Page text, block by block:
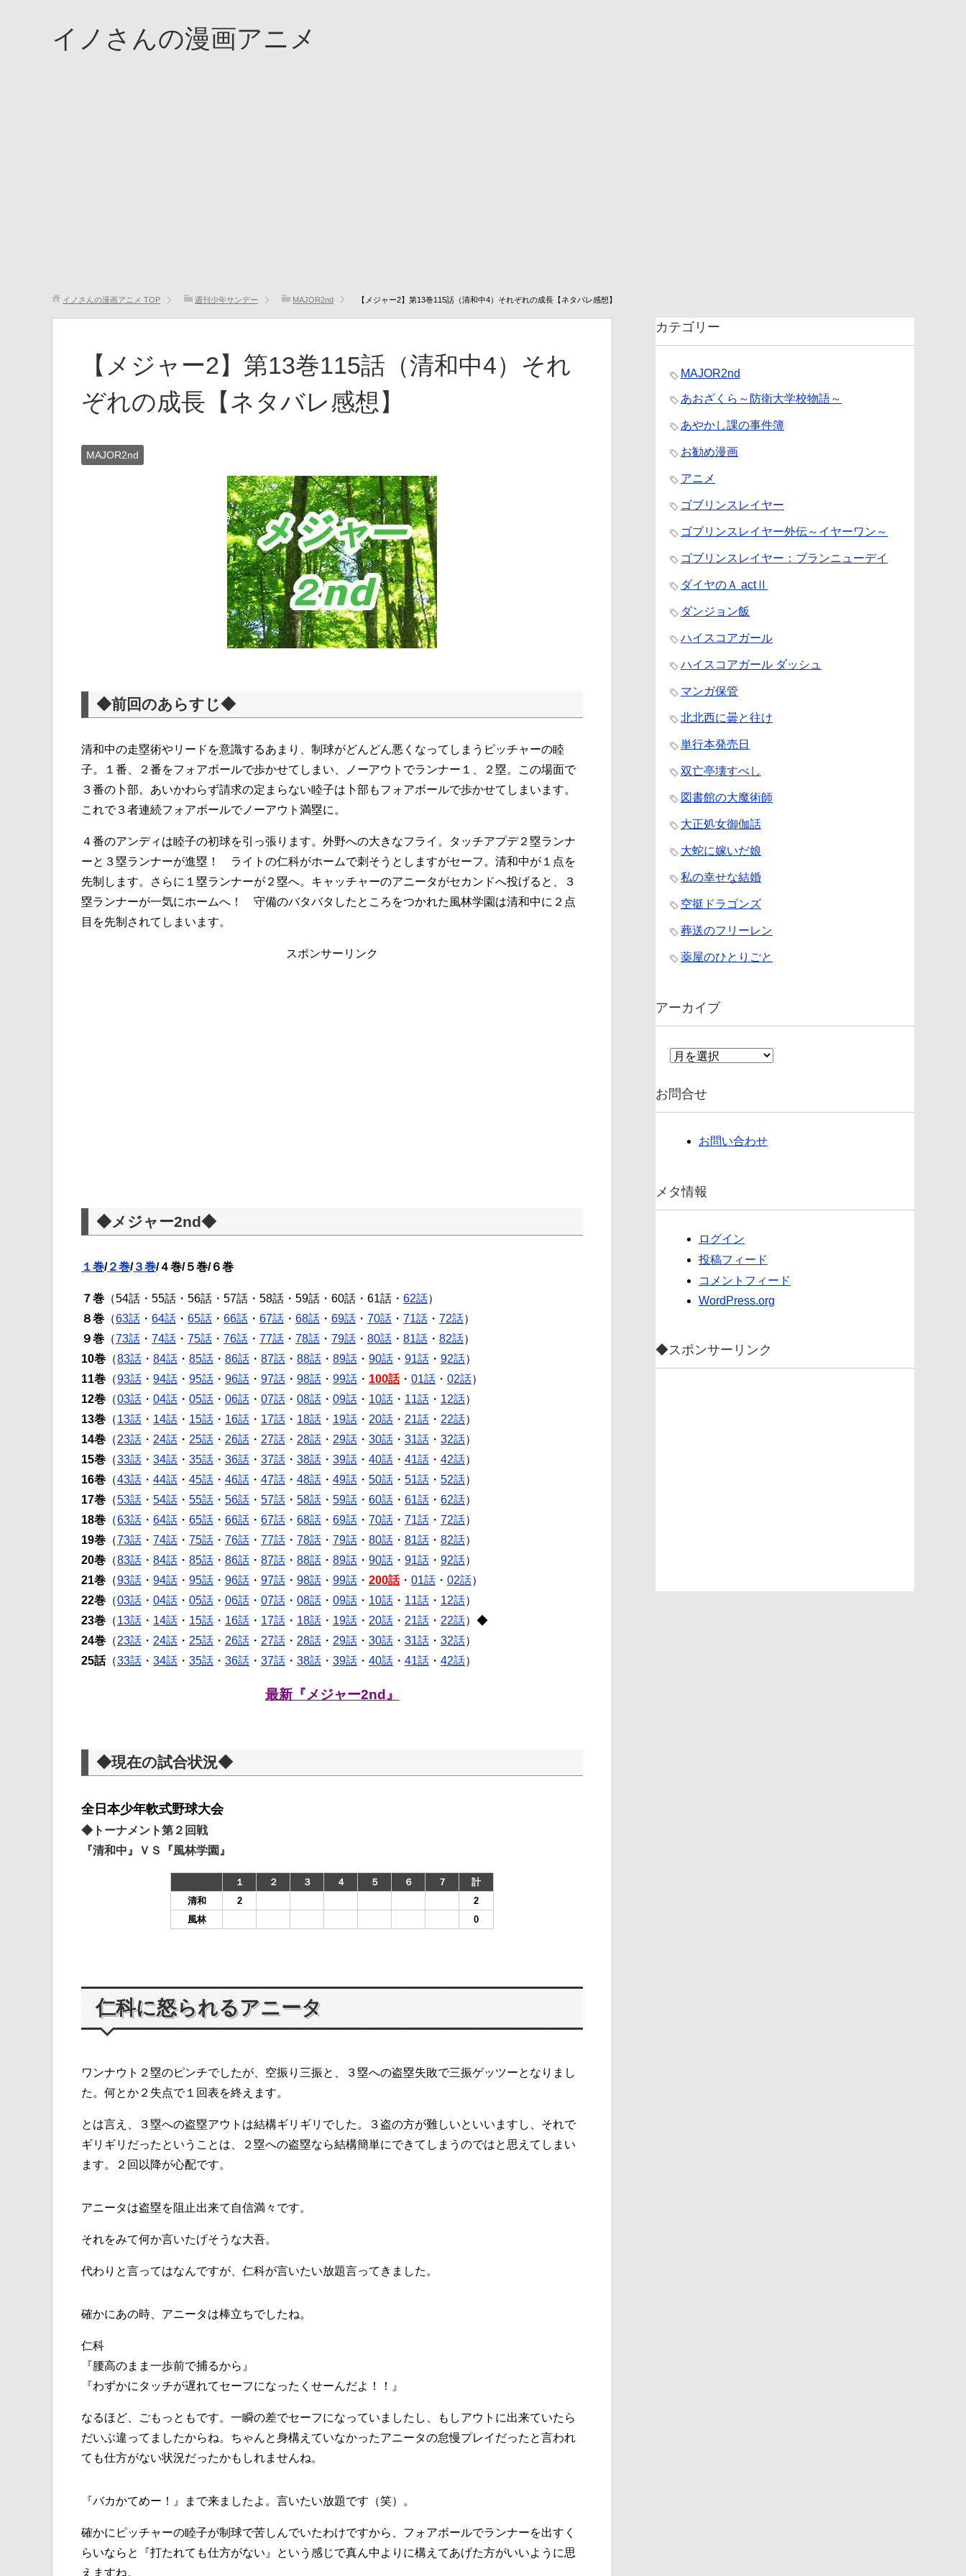
イノさんの漫画アニメ
イノさんの漫画アニメ TOP 週刊少年サンデー MAJOR2nd 【メジャー2】第13巻115話（清和中4）それぞれの成長【ネタバレ感想】
【メジャー2】第13巻115話（清和中4）それ
ぞれの成長【ネタバレ感想】
MAJOR2nd
◆前回のあらすじ◆
清和中の走塁術やリードを意識するあまり、制球がどんどん悪くなってしまうピッチャーの睦
子。１番、２番をフォアボールで歩かせてしまい、ノーアウトでランナー１、２塁。この場面で
３番の卜部。あいかわらず請求の定まらない睦子は卜部もフォアボールで歩かせてしまいます。
これで３者連続フォアボールでノーアウト満塁に。
４番のアンディは睦子の初球を引っ張ります。外野への大きなフライ。タッチアプデ２塁ランナ
ーと３塁ランナーが進塁！ ライトの仁科がホームで刺そうとしますがセーフ。清和中が１点を
先制します。さらに１塁ランナーが２塁へ。キャッチャーのアニータがセカンドへ投げると、３
塁ランナーが一気にホームへ！ 守備のバタバタしたところをつかれた風林学園は清和中に２点
目を先制されてしまいます。
スポンサーリンク
◆メジャー2nd◆
１巻/２巻/３巻/４巻/５巻/６巻
７巻 （54話・55話・56話・57話・58話・59話・60話・61話・ 62話）
８巻 （63話 ・ 64話 ・ 65話 ・ 66話 ・ 67話 ・ 68話 ・ 69話 ・ 70話 ・ 71話 ・ 72話）
９巻 （73話 ・ 74話 ・ 75話 ・ 76話 ・ 77話 ・ 78話 ・ 79話 ・ 80話 ・ 81話 ・ 82話）
10巻 （83話 ・ 84話 ・ 85話 ・ 86話 ・ 87話 ・ 88話 ・ 89話 ・ 90話 ・ 91話 ・ 92話）
11巻 （93話 ・ 94話 ・ 95話 ・ 96話 ・ 97話 ・ 98話 ・ 99話 ・ 100話・ 01話 ・ 02話）
12巻 （03話 ・ 04話 ・ 05話 ・ 06話 ・ 07話 ・ 08話 ・ 09話 ・ 10話 ・ 11話 ・ 12話）
13巻 （13話 ・ 14話 ・ 15話 ・ 16話 ・ 17話 ・ 18話 ・ 19話 ・ 20話 ・ 21話 ・ 22話）
14巻 （23話 ・ 24話 ・ 25話 ・ 26話 ・ 27話 ・ 28話 ・ 29話 ・ 30話 ・ 31話 ・ 32話）
15巻 （33話 ・ 34話 ・ 35話 ・ 36話 ・ 37話 ・ 38話 ・ 39話 ・ 40話 ・ 41話 ・ 42話）
16巻 （43話 ・ 44話 ・ 45話 ・ 46話 ・ 47話 ・ 48話 ・ 49話 ・ 50話 ・ 51話 ・ 52話）
17巻 （53話 ・ 54話 ・ 55話 ・ 56話 ・ 57話 ・ 58話 ・ 59話 ・ 60話 ・ 61話 ・ 62話）
18巻 （63話 ・ 64話 ・ 65話 ・ 66話 ・ 67話 ・ 68話 ・ 69話 ・ 70話 ・ 71話 ・ 72話）
19巻 （73話 ・ 74話 ・ 75話 ・ 76話 ・ 77話 ・ 78話 ・ 79話 ・ 80話 ・ 81話 ・ 82話）
20巻 （83話 ・ 84話 ・ 85話 ・ 86話 ・ 87話 ・ 88話 ・ 89話 ・ 90話 ・ 91話 ・ 92話）
21巻 （93話 ・ 94話 ・ 95話 ・ 96話 ・ 97話 ・ 98話 ・ 99話 ・ 200話・ 01話 ・ 02話）
22巻 （03話 ・ 04話 ・ 05話 ・ 06話 ・ 07話 ・ 08話 ・ 09話 ・ 10話 ・ 11話 ・ 12話）
23巻 （13話 ・ 14話 ・ 15話 ・ 16話 ・ 17話 ・ 18話 ・ 19話 ・ 20話 ・ 21話 ・ 22話）◆
24巻 （23話 ・ 24話 ・ 25話 ・ 26話 ・ 27話 ・ 28話 ・ 29話 ・ 30話 ・ 31話 ・ 32話）
25話（33話 ・ 34話 ・ 35話 ・ 36話 ・ 37話 ・ 38話 ・ 39話 ・ 40話 ・ 41話 ・ 42話）
最新『メジャー2nd』
◆現在の試合状況◆
全日本少年軟式野球大会
◆トーナメント第２回戦
『清和中』ＶＳ『風林学園』
１ ２ ３ ４ ５ ６ ７
計
清和
2
2
風林
0
仁科に怒られるアニータ
ワンナウト２塁のピンチでしたが、空振り三振と、３塁への盗塁失敗で三振ゲッツーとなりまし
た。何とか２失点で１回表を終えます。
とは言え、３塁への盗塁アウトは結構ギリギリでした。３盗の方が難しいといいますし、それで
ギリギリだったということは、２塁への盗塁なら結構簡単にできてしまうのではと思えてしまい
ます。２回以降が心配です。
アニータは盗塁を阻止出来て自信満々です。
それをみて何か言いたげそうな大吾。
代わりと言ってはなんですが、仁科が言いたい放題言ってきました。
確かにあの時、アニータは棒立ちでしたね。
仁科
『腰高のまま一歩前で捕るから』
『わずかにタッチが遅れてセーフになったくせーんだよ！！』
なるほど、ごもっともです。一瞬の差でセーフになっていましたし、もしアウトに出来ていたら
だいぶ違ってましたからね。ちゃんと身構えていなかったアニータの怠慢プレイだったと言われ
ても仕方がない状況だったかもしれませんね。
『バカかてめー！』まで来ましたよ。言いたい放題です（笑）。
確かにピッチャーの睦子が制球で苦しんでいたわけですから、フォアボールでランナーを出すく
らいならと『打たれても仕方がない』という感じで真ん中よりに構えてあげた方がいいように思
えますね。
カテゴリー
MAJOR2nd
あおざくら～防衛大学校物語～
あやかし課の事件簿
お勧め漫画
アニメ
ゴブリンスレイヤー
ゴブリンスレイヤー外伝～イヤーワン～
ゴブリンスレイヤー：ブランニューデイ
ダイヤのＡ actⅡ
ダンジョン飯
ハイスコアガール
ハイスコアガール ダッシュ
マンガ保管
北北西に曇と往け
単行本発売日
双亡亭壊すべし
図書館の大魔術師
大正処女御伽話
大蛇に嫁いだ娘
私の幸せな結婚
空挺ドラゴンズ
葬送のフリーレン
薬屋のひとりごと
アーカイブ
ア
イ
ブ
お問合せ
お問い合わせ
メタ情報
ログイン
投稿フィード
コメントフィード
WordPress.org
◆スポンサーリンク